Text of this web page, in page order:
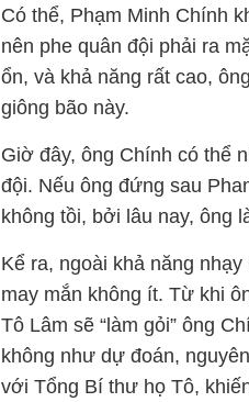
Có thể, Phạm Minh Chính
nên phe quân đội phải ra
ổn, và khả năng rất cao,
giông bão này.
Giờ đây, ông Chính có thể
đội. Nếu ông đứng sau
không tồi, bởi lâu nay, ông
Kể ra, ngoài khả năng
may mắn không ít. Từ khi
Tô Lâm sẽ “làm gỏi” ông
không như dự đoán,
với Tổng Bí thư họ Tô,